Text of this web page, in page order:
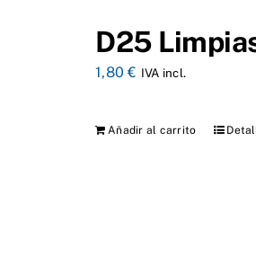
D25
1,80€ IVA incl.
Añadir al carrito